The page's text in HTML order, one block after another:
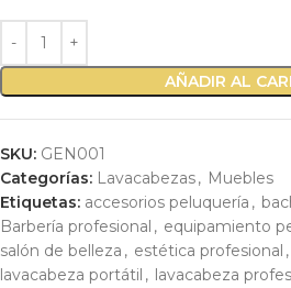
AÑADIR AL
SKU: GEN001
Categorías: Lavacabezas, Muebles
Etiquetas: accesorios peluquería ,
Barbería profesional , equipamiento
salón de belleza , estética profesional ,
lavacabeza portátil , lavacabeza